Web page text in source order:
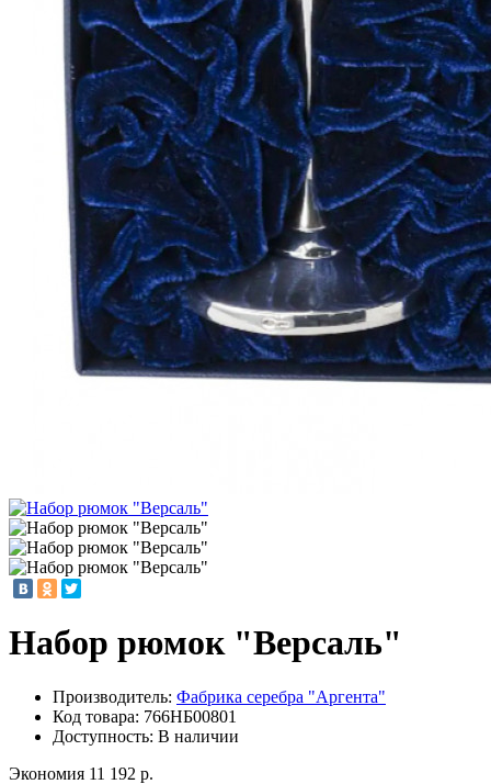
Набор рюмок "Версаль"
Производитель: Фабрика серебра "Аргента"
Код товара: 766НБ00801
Доступность: В наличии
Экономия 11 192 р.